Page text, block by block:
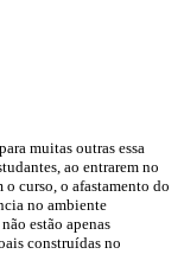
muitas outras essa
ao entrarem no
curso, o afastamento do
no ambiente
estão apenas
construídas no